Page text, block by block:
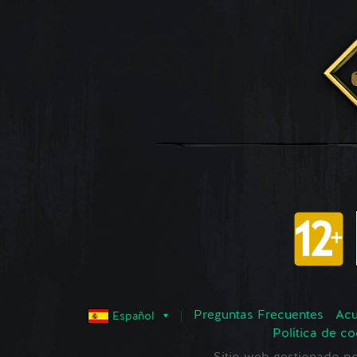
Español Preguntas Frecuentes
Política de